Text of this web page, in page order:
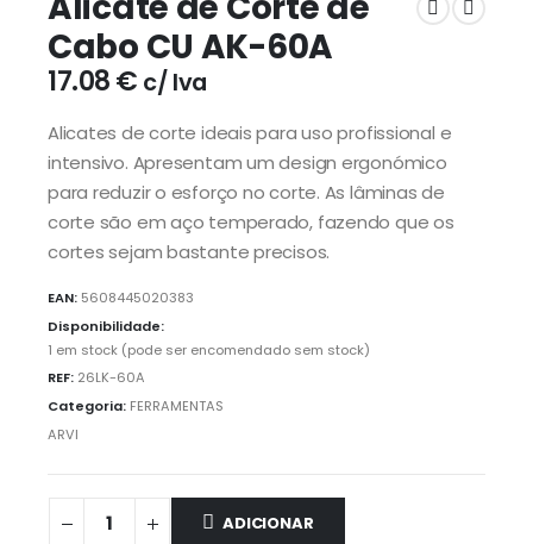
Cabo CU AK-60A
17.08€ c/ Iva
Alicates de corte ideais para uso profissional e
intensivo. Apresentam um design ergonómico
para reduzir o esforço no corte. As lâminas de
corte são em aço temperado, fazendo que os
cortes sejam bastante precisos.
EAN: 5608445020383
Disponibilidade:
1 em stock (pode ser encomendado sem stock)
REF: 26LK-60A
Categoria: FERRAMENTAS
ARVI
ADICIONAR